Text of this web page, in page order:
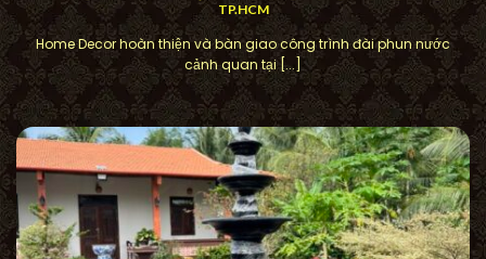
TP.HCM
Home Decor hoàn thiện và bàn giao công trình đài phun nước
cảnh quan tại [...]